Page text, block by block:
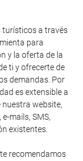
turísticos a través
para
y la oferta de la
ti y ofrecerte de
demandas. Por
es extensible a
website,
mails, SMS,
existentes.
recomendamos